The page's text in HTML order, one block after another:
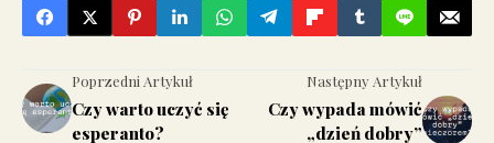
Poprzedni Artykuł
Czy warto uczyć się
esperanto?
Następny Artykuł
Czy wypada mówić
„dzień dobry”